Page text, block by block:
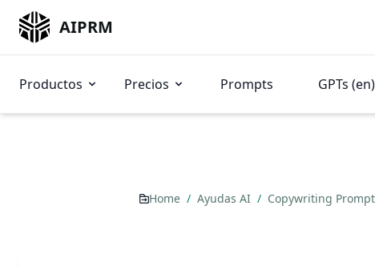
AIPRM
Productos Precios Prompts GPTs (en)
Home / Ayudas AI / Copywriting